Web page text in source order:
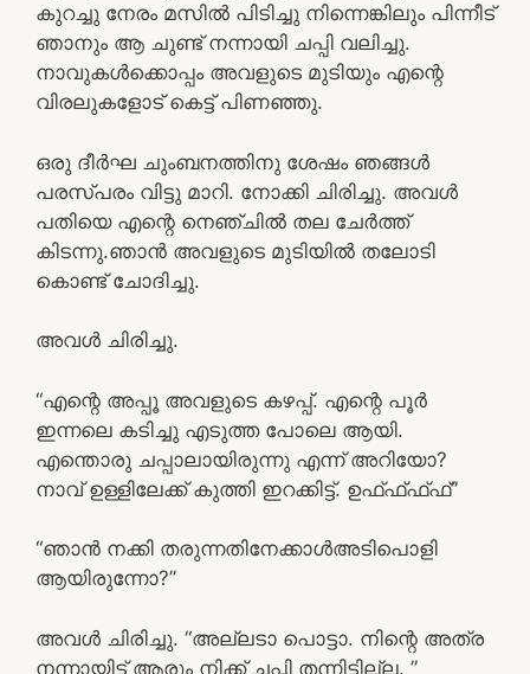
കുറച്ചു നേരം മസിൽ പിടിച്ചു നിന്നെങ്കിലും പിന്നീട്
ഞാനും ആ ചുണ്ട് നന്നായി ചപ്പി വലിച്ചു.
നാവുകൾക്കൊപ്പം അവളുടെ മുടിയും എന്റെ
വിരലുകളോട് കെട്ട് പിണഞ്ഞു.
ഒരു ദീർഘ ചുംബനത്തിനു ശേഷം ഞങ്ങൾ
പരസ്പരം വിട്ടു മാറി. നോക്കി ചിരിച്ചു. അവൾ
പതിയെ എന്റെ നെഞ്ചിൽ തല ചേർത്ത്
കിടന്നു.ഞാൻ അവളുടെ മുടിയിൽ തലോടി
കൊണ്ട് ചോദിച്ചു.
അവൾ ചിരിച്ചു.
“എന്റെ അപ്പൂ അവളുടെ കഴപ്പ്. എന്റെ പൂർ
ഇന്നലെ കടിച്ചു എടുത്ത പോലെ ആയി.
എന്തൊരു ചപ്പാലായിരുന്നു എന്ന് അറിയോ?
നാവ് ഉള്ളിലേക്ക് കുത്തി ഇറക്കിട്ട്. ഉഫ്ഫ്ഫ്ഫ്”
“ഞാൻ നക്കി തരുന്നതിനേക്കാൾഅടിപൊളി
ആയിരുന്നോ?”
അവൾ ചിരിച്ചു. “അല്ലടാ പൊട്ടാ. നിന്റെ അത്ര
നന്നായിട്ട് ആരും നിക്ക് ചപ്പി തന്നിട്ടില്ല. ”